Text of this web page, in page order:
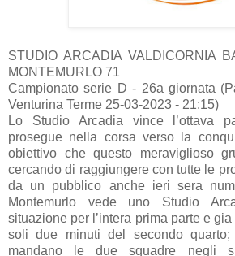
STUDIO ARCADIA VALDICORNIA
MONTEMURLO 71
Campionato serie D - 26a giornata
Venturina Terme 25-03-2023 - 21:15)
Lo Studio Arcadia vince l’ottava
prosegue nella corsa verso la
obiettivo che questo meraviglioso
cercando di raggiungere con tutte le
da un pubblico anche ieri sera
Montemurlo vede uno Studio
situazione per l’intera prima parte e
soli due minuti del secondo
mandano le due squadre negli